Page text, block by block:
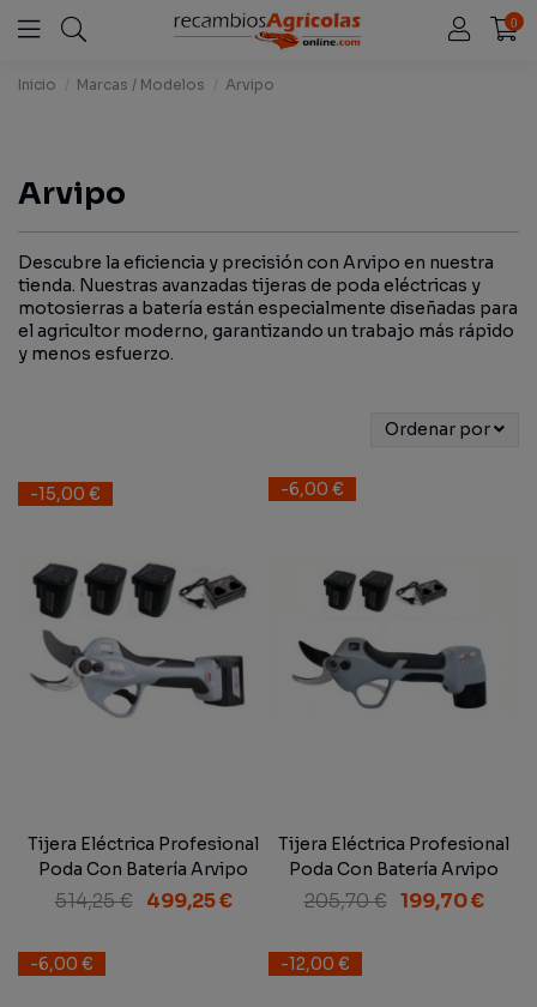
0
Inicio Marcas / Modelos Arvipo
Arvipo
Descubre la eficiencia y precisión con Arvipo en nuestra
tienda. Nuestras avanzadas tijeras de poda eléctricas y
motosierras a batería están especialmente diseñadas para
el agricultor moderno, garantizando un trabajo más rápido
y menos esfuerzo.
Ordenar por
-15,00 €
Tijera Eléctrica Profesional
Poda Con Batería Arvipo
PS37 Evo + 3 Baterías
514,25 € 499,25 €
-6,00 €
Tijera Eléctrica Profesional
Poda Con Batería Arvipo
PS27 + 2 Baterías
205,70 € 199,70 €
-6,00 € -12,00 €